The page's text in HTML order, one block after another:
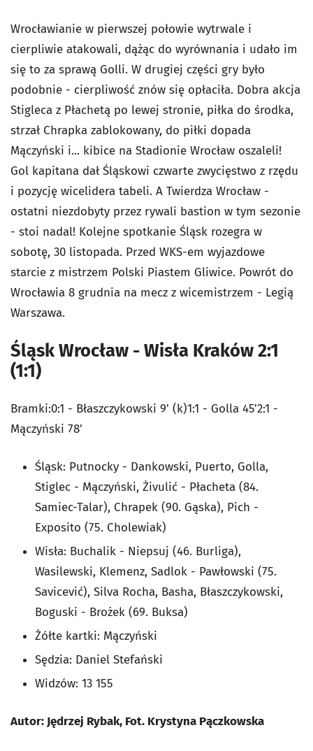
Wrocławianie w pierwszej połowie wytrwale i
cierpliwie atakowali, dążąc do wyrównania i udało im
się to za sprawą Golli. W drugiej części gry było
podobnie - cierpliwość znów się opłaciła. Dobra akcja
Stigleca z Płachetą po lewej stronie, piłka do środka,
strzał Chrapka zablokowany, do piłki dopada
Mączyński i... kibice na Stadionie Wrocław oszaleli!
Gol kapitana dał Śląskowi czwarte zwycięstwo z rzędu
i pozycję wicelidera tabeli. A Twierdza Wrocław -
ostatni niezdobyty przez rywali bastion w tym sezonie
- stoi nadal! Kolejne spotkanie Śląsk rozegra w
sobotę, 30 listopada. Przed WKS-em wyjazdowe
starcie z mistrzem Polski Piastem Gliwice. Powrót do
Wrocławia 8 grudnia na mecz z wicemistrzem - Legią
Warszawa.
Śląsk Wrocław - Wisła Kraków 2:1
(1:1)
Bramki:0:1 - Błaszczykowski 9' (k)1:1 - Golla 45'2:1 -
Mączyński 78'
Śląsk: Putnocky - Dankowski, Puerto, Golla,
Stiglec - Mączyński, Żivulić - Płacheta (84.
Samiec-Talar), Chrapek (90. Gąska), Pich -
Exposito (75. Cholewiak)
Wisła: Buchalik - Niepsuj (46. Burliga),
Wasilewski, Klemenz, Sadlok - Pawłowski (75.
Savicević), Silva Rocha, Basha, Błaszczykowski,
Boguski - Brożek (69. Buksa)
Żółte kartki: Mączyński
Sędzia: Daniel Stefański
Widzów: 13 155
Autor: Jędrzej Rybak, Fot. Krystyna Pączkowska